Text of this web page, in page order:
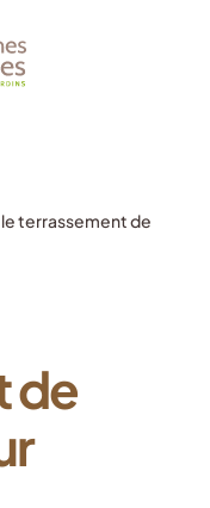
le terrassement de
de